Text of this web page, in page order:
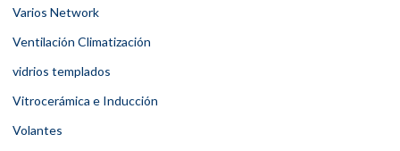
Varios Network
Ventilación Climatización
vidrios templados
Vitrocerámica e Inducción
Volantes